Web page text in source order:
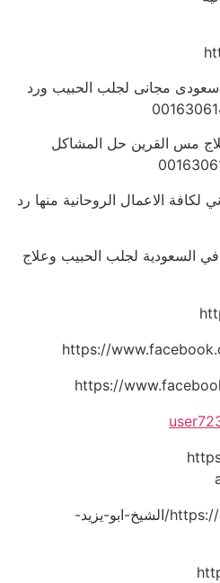
سعودى مجانى لجلب الحبيب ورد
مس القرين حل المشاكل
لكافة الاعمال الروحانية منها رد
السعودية لجلب الحبيب وعلاج
https://
https://
https://ar.quora.com/profile/الشيخ-ابو-يزيد-